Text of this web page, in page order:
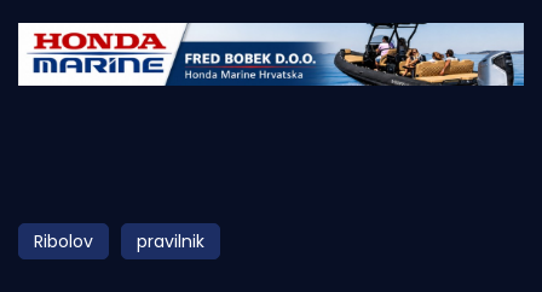
Početna
Obala
Otoci
Ribolov pravilnik